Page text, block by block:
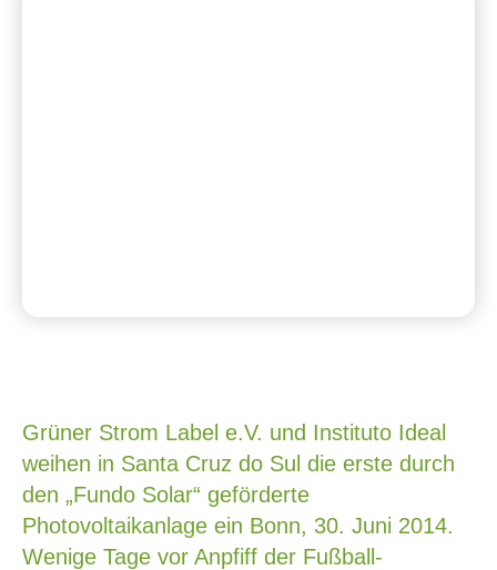
Grüner Strom Label e.V. und Instituto Ideal
weihen in Santa Cruz do Sul die erste durch
den „Fundo Solar“ geförderte
Photovoltaikanlage ein Bonn, 30. Juni 2014.
Wenige Tage vor Anpfiff der Fußball-